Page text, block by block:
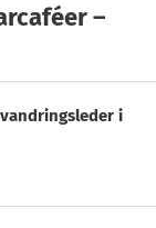
–
i